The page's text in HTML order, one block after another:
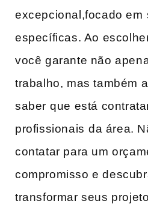
excepcional,focado em⁤
específicas. Ao
você garante não
trabalho, mas também
saber ⁣que está
profissionais ⁣da área.
contatar para um
‍compromisso e
transformar ‌seus